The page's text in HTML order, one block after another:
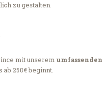
zu gestalten.
mit unserem umfassenden
ab 250€ beginnt.